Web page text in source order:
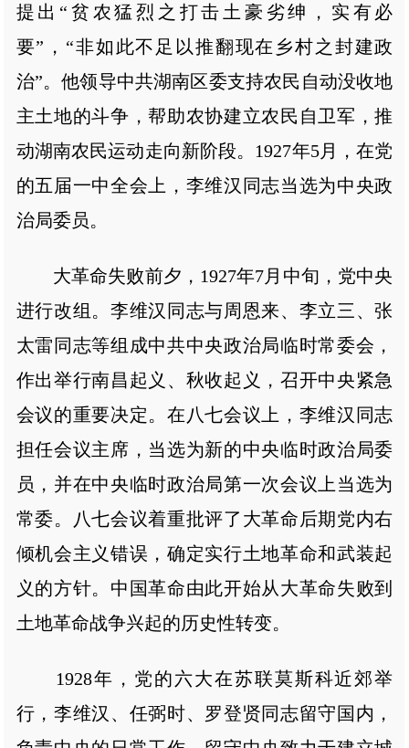
提出“贫农猛烈之打击土豪劣绅，实有必
要”，“非如此不足以推翻现在乡村之封建政
治”。他领导中共湖南区委支持农民自动没收地
主土地的斗争，帮助农协建立农民自卫军，推
动湖南农民运动走向新阶段。1927年5月，在党
的五届一中全会上，李维汉同志当选为中央政
治局委员。
大革命失败前夕，1927年7月中旬，党中央
进行改组。李维汉同志与周恩来、李立三、张
太雷同志等组成中共中央政治局临时常委会，
作出举行南昌起义、秋收起义，召开中央紧急
会议的重要决定。在八七会议上，李维汉同志
担任会议主席，当选为新的中央临时政治局委
员，并在中央临时政治局第一次会议上当选为
常委。八七会议着重批评了大革命后期党内右
倾机会主义错误，确定实行土地革命和武装起
义的方针。中国革命由此开始从大革命失败到
土地革命战争兴起的历史性转变。
1928年，党的六大在苏联莫斯科近郊举
行，李维汉、任弼时、罗登贤同志留守国内，